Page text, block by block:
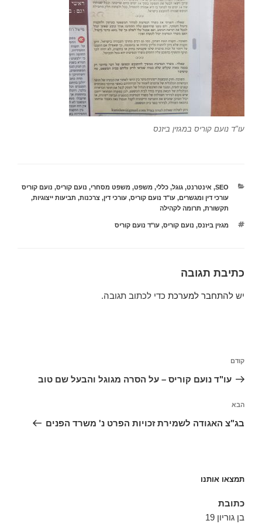
עו"ד נועם קוריס במגזין ביזנס
קטגוריות
SEO
, אינטרנט,גוגל,כללי, משפט, משפט מסחרי, נועם קוריס, נועם קוריס
עורכי דין ומגשרים,עו"ד נועם קוריס,עורכי דין,צרכנות, תביעות ייצוגיות,
תקשורת, תרומה לקהילה
תגיות
מגזין ביזנס, נועם קוריס,עו"ד נועם קוריס
כתיבת תגובה
יש להתחבר למערכת כדי לכתוב תגובה.
הפוסט
הקודם
קודם
עו"ד נועם קוריס – על הסרה מגוגל והבעל שם טוב
הפוסט
הבא
הבא
בג"צ האגודה לשמירת זכויות הפרט נ' משרד הפנים
תמצאו אותנו
כתובת
בן גוריון 19